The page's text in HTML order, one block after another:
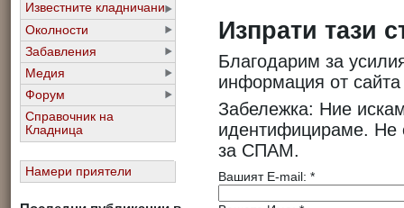
Известните кладничани
Околности
Забавления
Медия
Форум
Справочник на
Кладница
Намери приятели
Изпрати тази
Благодарим за
информация от
Забележка: Ние
идентифицираме. Не
за СПАМ.
Вашият E-mail: *